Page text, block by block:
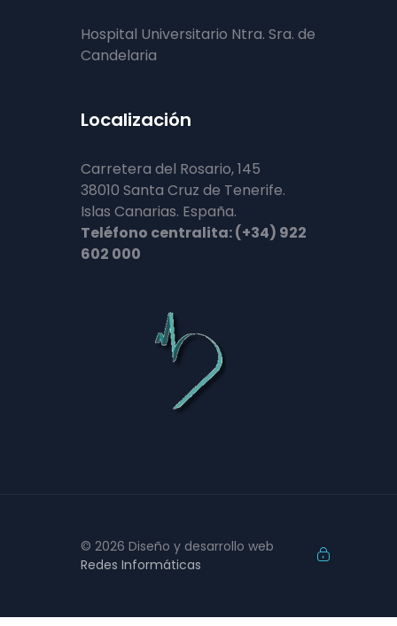
Hospital Universitario Ntra. Sra. de
Candelaria
Localización
Carretera del Rosario, 145
38010 Santa Cruz de Tenerife.
Islas Canarias. España.
Teléfono centralita: (+34) 922
602 000
© 2026 Diseño y desarrollo web
Redes Informáticas